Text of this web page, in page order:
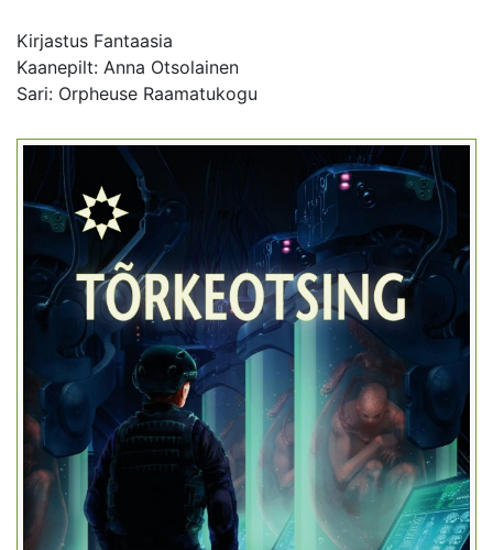
Kirjastus Fantaasia
Kaanepilt: Anna Otsolainen
Sari: Orpheuse Raamatukogu